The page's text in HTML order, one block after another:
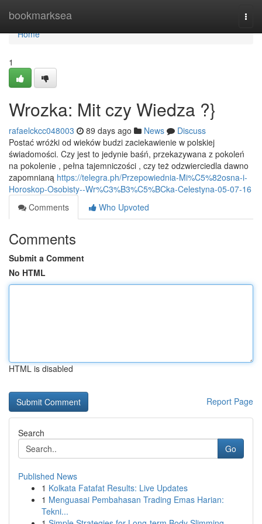
bookmarksea
Home
Home
1
Wrozka: Mit czy Wiedza ?}
rafaelckcc048003 89 days ago News
Discuss
Postać wróżki od wieków budzi zaciekawienie w polskiej
świadomości. Czy jest to jedynie baśń, przekazywana z pokoleń
na pokolenie , pełna tajemniczości , czy też odzwierciedla dawno
zapomnianą https://telegra.ph/Przepowiednia-Mi%C5%82osna-i-
Horoskop-Osobisty--Wr%C3%B3%C5%BCka-Celestyna-05-07-16
Comments
Who Upvoted
Comments
Submit a Comment
No HTML
HTML is disabled
Report Page
Search
Go
Published News
1 Kolkata Fatafat Results: Live Updates
1 Menguasai Pembahasan Trading Emas Harian:
Tekni...